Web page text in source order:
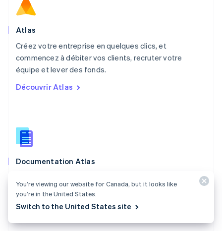
Atlas
Créez votre entreprise en quelques clics, et
commencez à débiter vos clients, recruter votre
équipe et lever des fonds.
Découvrir Atlas
Documentation Atlas
Unis, quel que soit le pays dans lequel vous résidez.
Consulter la documentation
English
Nouvelle-Zélande
English
NederlandsEnglish
Pologne
English
PortuguêsEnglish
English
Roumanie
Royaume-Uni
Singapour
English 简体中文
English
Slovénie
You’re viewing our website for Canada, but it looks like
you’re in the United States.
Switch to the United States site